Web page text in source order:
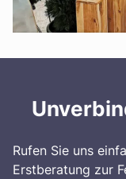
Rufen Sie uns
Erstberatung zur